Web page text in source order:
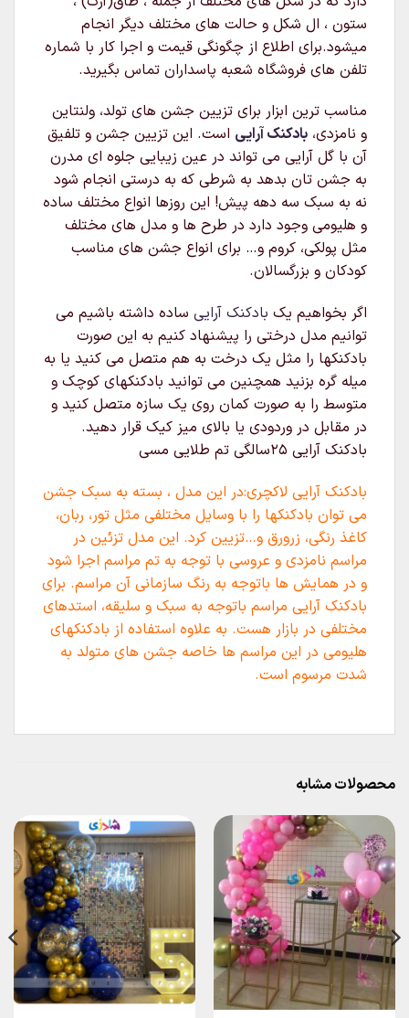
ستون ، ال شکل و حالت های مختلف دیگر انجام
میشود.برای اطلاع از چگونگی قیمت و اجرا کار با شماره
تلفن های فروشگاه شعبه پاسداران تماس بگیرید.
مناسب ترین ابزار برای تزیین جشن های تولد، ولنتاین
و نامزدی، بادکنک آرایی است. این تزیین جشن و تلفیق
آن با گل آرایی می تواند در عین زیبایی جلوه ای مدرن
به جشن تان بدهد به شرطی که به درستی انجام شود
نه به سبک سه دهه پیش! این روزها انواع مختلف ساده
و هلیومی وجود دارد در طرح ها و مدل های مختلف
مثل پولکی، کروم و… برای انواع جشن های مناسب
کودکان و بزرگسالان.
اگر بخواهیم یک بادکنک آرایی ساده داشته باشیم می
توانیم مدل درختی را پیشنهاد کنیم به این صورت
بادکنکها را مثل یک درخت به هم متصل می کنید یا به
میله گره بزنید همچنین می توانید بادکنکهای کوچک و
متوسط را به صورت کمان روی یک سازه متصل کنید و
در مقابل در وردودی یا بالای میز کیک قرار دهید.
بادکنک آرایی 25سالگی تم طلایی مسی
بادکنک آرایی لاکچری:در این مدل ، بسته به سبک جشن
می توان بادکنکها را با وسایل مختلفی مثل تور، ربان،
کاغذ رنگی، زرورق و…تزیین کرد. این مدل تزئین در
مراسم نامزدی و عروسی با توجه به تم مراسم اجرا شود
و در همایش ها باتوجه به رنگ سازمانی آن مراسم. برای
بادکنک آرایی مراسم باتوجه به سبک و سلیقه، استدهای
مختلفی در بازار هست. به علاوه استفاده از بادکنکهای
هلیومی در این مراسم ها خاصه جشن های متولد به
شدت مرسوم است.
محصولات مشابه